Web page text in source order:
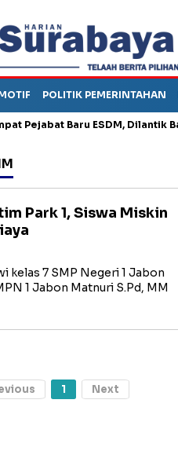
POLITIK PEMERINTAHAN
Baru ESDM, Dilantik Bahlil
Park 1, Siswa Miskin
kelas 7 SMP Negeri 1 Jabon
1 Jabon Matnuri S.Pd, MM
1 Next